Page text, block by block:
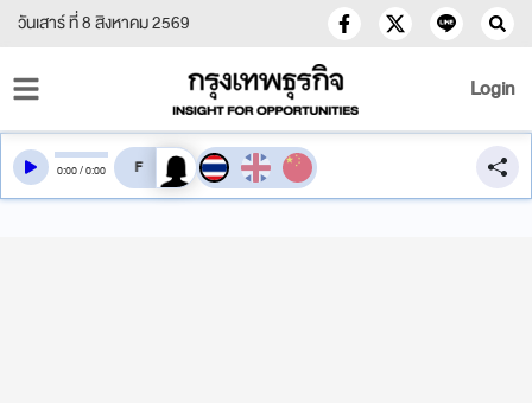
วันเสาร์ ที่ 8 สิงหาคม 2569
Login
0:00/0:00 สลับเสียงอ่าน